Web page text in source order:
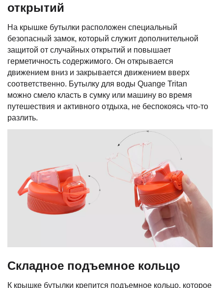
открытий
На крышке бутылки расположен специальный
безопасный замок, который служит дополнительной
защитой от случайных открытий и повышает
герметичность содержимого. Он открывается
движением вниз и закрывается движением вверх
соответственно. Бутылку для воды Quange Tritan
можно смело класть в сумку или машину во время
путешествия и активного отдыха, не беспокоясь что-то
разлить.
Складное подъемное кольцо
К крышке бутылки крепится подъемное кольцо, которое